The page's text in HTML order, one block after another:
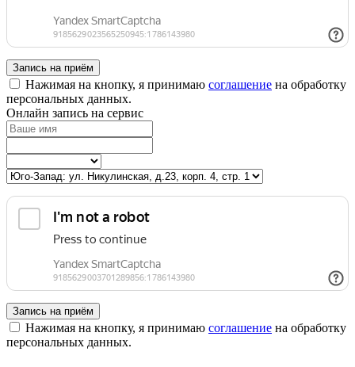
Запись на приём
Нажимая на кнопку, я принимаю соглашение на обработку
персональных данных.
Онлайн запись на сервис
Запись на приём
Нажимая на кнопку, я принимаю соглашение на обработку
персональных данных.